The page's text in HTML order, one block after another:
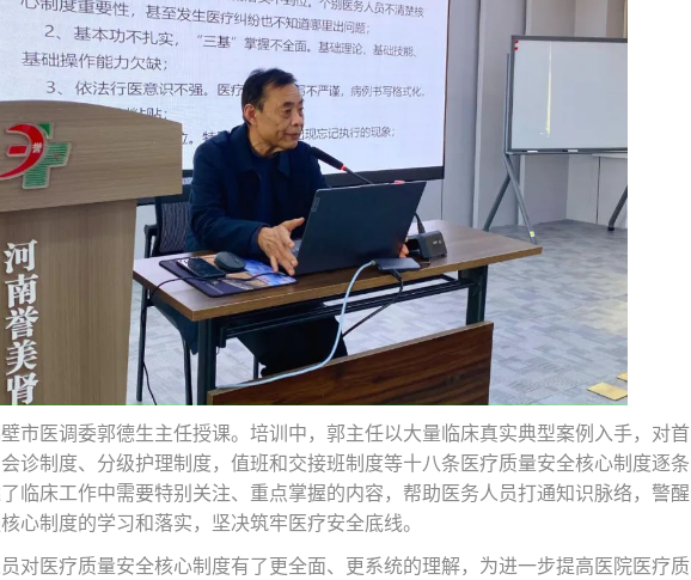
市医调委郭德生主任授课。培训中，郭主任以大量临床真实典型案例入手，对首
诊制度、分级护理制度，值班和交接班制度等十八条医疗质量安全核心制度逐条
临床工作中需要特别关注、重点掌握的内容，帮助医务人员打通知识脉络，警醒
心制度的学习和落实，坚决筑牢医疗安全底线。
对医疗质量安全核心制度有了更全面、更系统的理解，为进一步提高医院医疗质